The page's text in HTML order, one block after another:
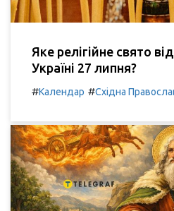
Яке релігійне свято
Україні 27 липня?
#Календар #Східна